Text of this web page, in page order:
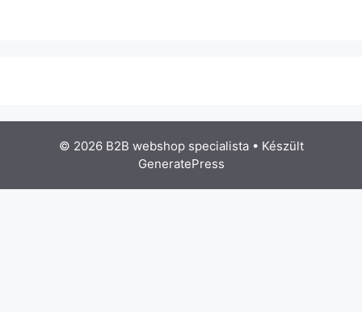
© 2026 B2B webshop specialista• Készült
GeneratePress